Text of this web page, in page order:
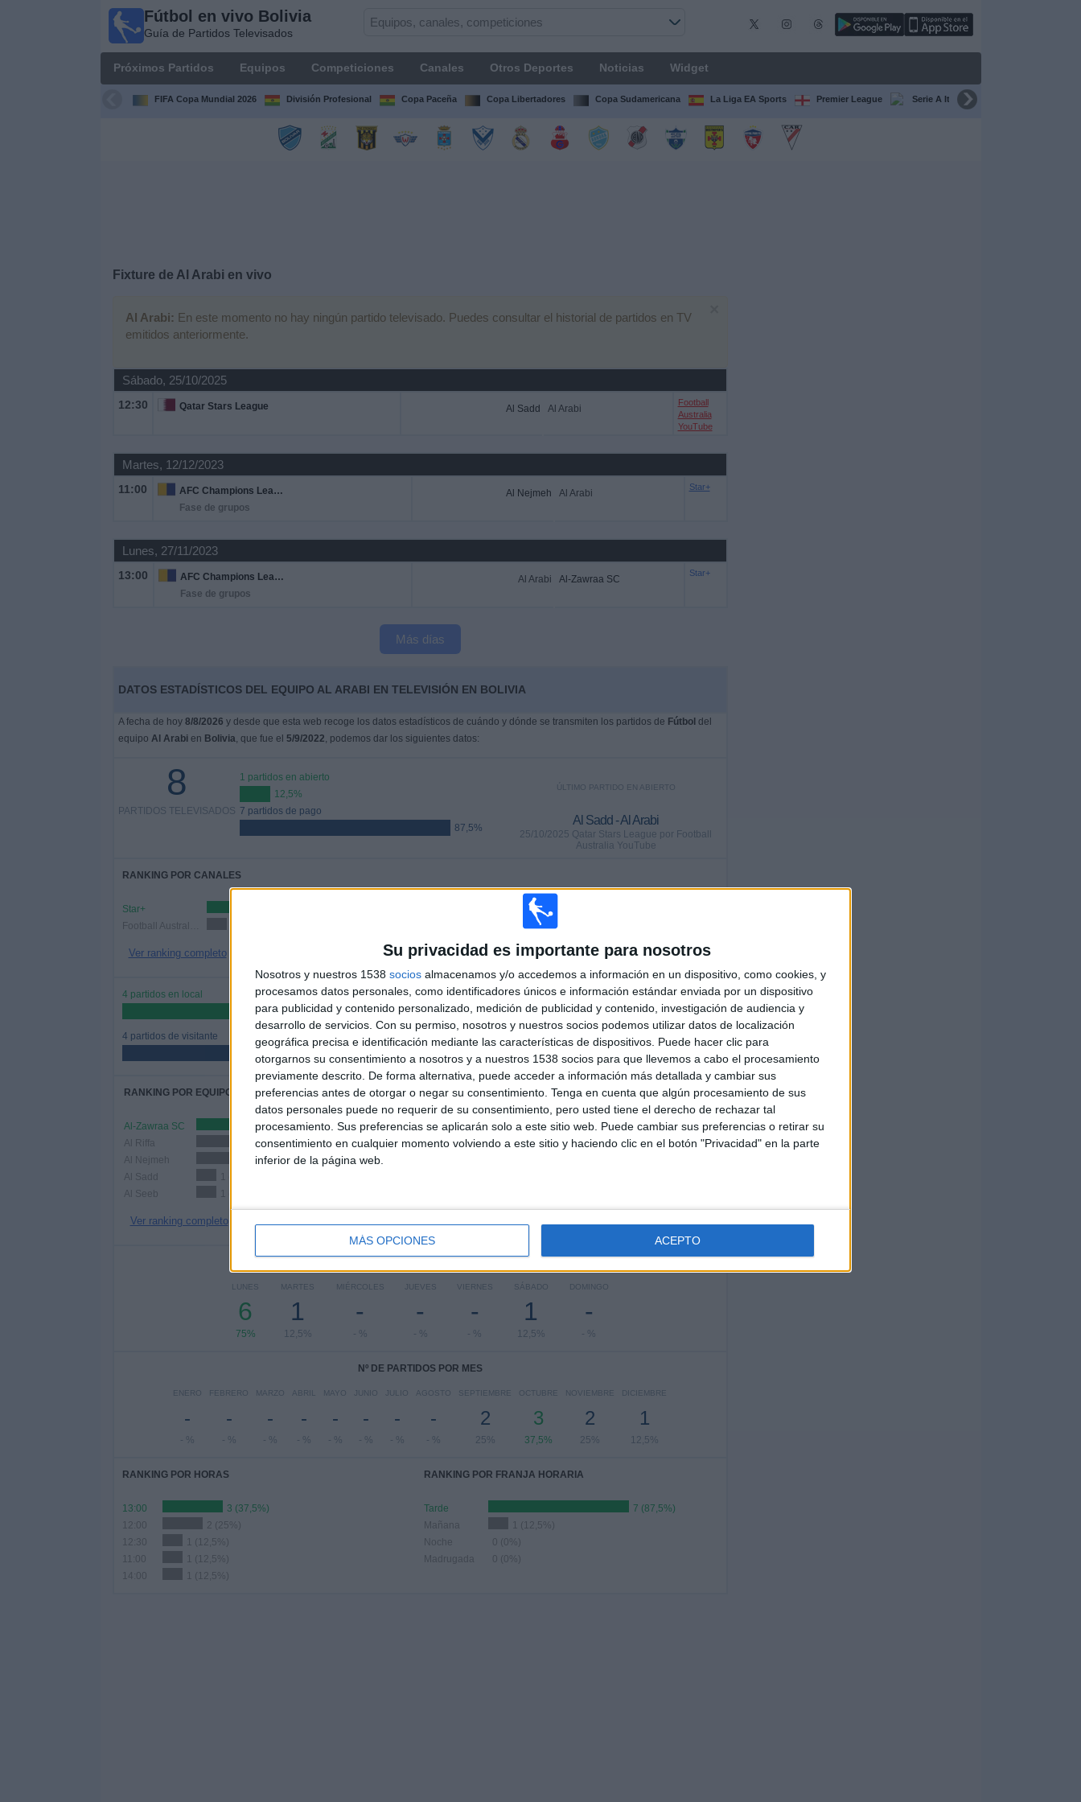
Su privacidad es importante para nosotros
Nosotros y nuestros 1538 socios almacenamos y/o accedemos a información en un dispositivo, como cookies, y
procesamos datos personales, como identificadores únicos e información estándar enviada por un dispositivo
para publicidad y contenido personalizado, medición de publicidad y contenido, investigación de audiencia y
desarrollo de servicios. Con su permiso, nosotros y nuestros socios podemos utilizar datos de localización
geográfica precisa e identificación mediante las características de dispositivos. Puede hacer clic para
otorgarnos su consentimiento a nosotros y a nuestros 1538 socios para que llevemos a cabo el procesamiento
previamente descrito. De forma alternativa, puede acceder a información más detallada y cambiar sus
preferencias antes de otorgar o negar su consentimiento. Tenga en cuenta que algún procesamiento de sus
datos personales puede no requerir de su consentimiento, pero usted tiene el derecho de rechazar tal
procesamiento. Sus preferencias se aplicarán solo a este sitio web. Puede cambiar sus preferencias o retirar su
consentimiento en cualquier momento volviendo a este sitio y haciendo clic en el botón "Privacidad" en la parte
inferior de la página web.
MÁS OPCIONES ACEPTO
Fútbol en vivo Bolivia
Guía de Partidos Televisados
Próximos Partidos Equipos Competiciones Canales Otros Deportes Noticias Widget
FIFA Copa Mundial 2026 División Profesional Copa Paceña Copa Libertadores Copa Sudamericana La Liga EA Sports Premier League Serie A Italiana
Fixture de Al Arabi en vivo
Al Arabi: En este momento no hay ningún partido televisado. Puedes consultar el historial de partidos en TV
emitidos anteriormente.
Sábado, 25/10/2025
12:30 Qatar Stars League Al Sadd Al Arabi
Football
Australia
YouTube
Martes, 12/12/2023
11:00
AFC Champions League Two
Fase de grupos
Al Nejmeh Al Arabi
Star+
Lunes, 27/11/2023
13:00
AFC Champions League Two
Fase de grupos
Al Arabi Al-Zawraa SC
Star+
Más días
DATOS ESTADÍSTICOS DEL EQUIPO AL ARABI EN TELEVISIÓN EN BOLIVIA
A fecha de hoy 8/8/2026 y desde que esta web recoge los datos estadísticos de cuándo y dónde se transmiten los partidos de Fútbol del
equipo Al Arabi en Bolivia, que fue el 5/9/2022, podemos dar los siguientes datos:
8
PARTIDOS TELEVISADOS
1 partidos en abierto
12,5%
7 partidos de pago
87,5%
ÚLTIMO PARTIDO EN ABIERTO
Al Sadd - Al Arabi
25/10/2025 Qatar Stars League por Football
Australia YouTube
RANKING POR CANALES
Star+
Ver ranking completo
CANALES TV
SIN PARTIDO
GRATUÍTO
CONSECUTIVOS
DE PAGO
4 partidos en local
50%
4 partidos de visitante
50%
5
RIVALES
2
VS Al-Zawraa
SC
2
COMPETICIONES
RANKING POR EQUIPOS
Al-Zawraa SC
2 (25%)
Al Riffa
2 (25%)
Al Nejmeh
2 (25%)
Al Sadd
Al Seeb
Ver ranking completo
RANKING POR COMPETICIONES
AFC Champions League Two
7 (87,5%)
Qatar Stars League
1 (12,5%)
LUNES
6
75%
MARTES
1
12,5%
MIÉRCOLES
-
- %
JUEVES
-
- %
VIERNES
-
- %
SÁBADO
1
12,5%
DOMINGO
-
- %
Nº DE PARTIDOS POR MES
ENERO
-
- %
FEBRERO
-
- %
MARZO
-
- %
ABRIL
-
- %
MAYO
-
- %
JUNIO
-
- %
JULIO
-
- %
AGOSTO
-
- %
SEPTIEMBRE
2
25%
OCTUBRE
3
37,5%
NOVIEMBRE
2
25%
DICIEMBRE
1
12,5%
RANKING POR HORAS
13:00
3 (37,5%)
12:00
2 (25%)
12:30
1 (12,5%)
1 (12,5%)
1 (12,5%)
RANKING POR FRANJA HORARIA
Tarde
7 (87,5%)
Mañana
1 (12,5%)
Noche
0 (0%)
Madrugada
0 (0%)